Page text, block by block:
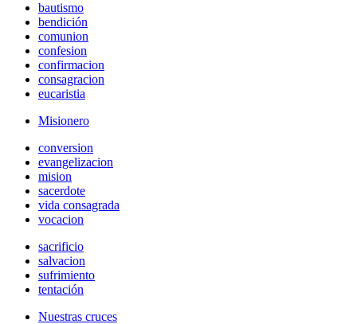
bautismo
bendición
comunion
confesion
confirmacion
consagracion
eucaristia
Misionero
conversion
evangelizacion
mision
sacerdote
vida consagrada
vocacion
sacrificio
salvacion
sufrimiento
tentación
Nuestras cruces